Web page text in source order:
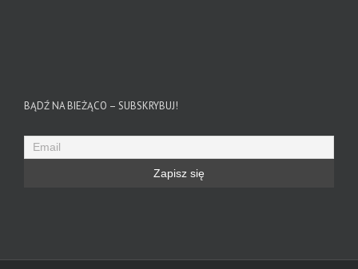
BĄDŹ NA BIEŻĄCO – SUBSKRYBUJ!